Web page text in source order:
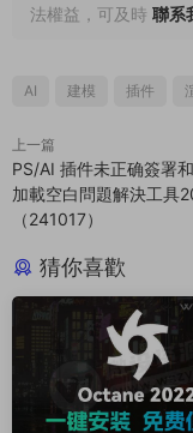
法權益，可及時 聯系
AI 建模 插件
上一篇
PS/AI 插件未正确簽署
加載空白問題解決工具
（241017）
猜你喜歡